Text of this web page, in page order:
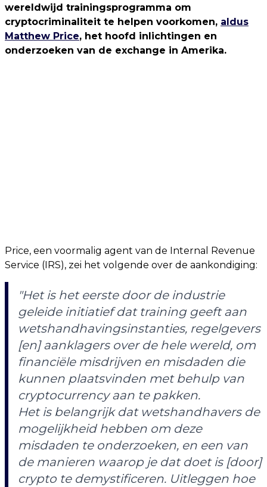
wereldwijd trainingsprogramma om
cryptocriminaliteit te helpen voorkomen, aldus
Matthew Price, het hoofd inlichtingen en
onderzoeken van de exchange in Amerika.
Price, een voormalig agent van de Internal Revenue
Service (IRS), zei het volgende over de aankondiging:
"Het is het eerste door de industrie
geleide initiatief dat training geeft aan
wetshandhavingsinstanties, regelgevers
[en] aanklagers over de hele wereld, om
financiële misdrijven en misdaden die
kunnen plaatsvinden met behulp van
cryptocurrency aan te pakken.
Het is belangrijk dat wetshandhavers de
mogelijkheid hebben om deze
misdaden te onderzoeken, en een van
de manieren waarop je dat doet is [door]
crypto te demystificeren. Uitleggen hoe